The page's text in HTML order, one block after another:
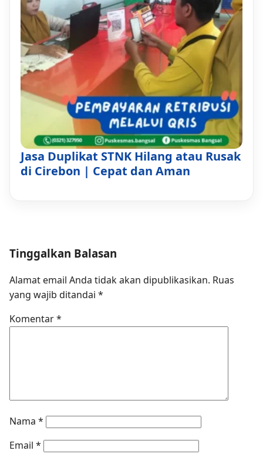
Jasa Duplikat STNK Hilang atau Rusak
di Cirebon | Cepat dan Aman
Tinggalkan Balasan
Alamat email Anda tidak akan dipublikasikan. Ruas
yang wajib ditandai *
Komentar*
Nama *
Email *